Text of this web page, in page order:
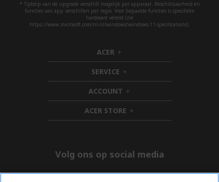
* Tijdstip van de upgrade verschilt mogelijk per apparaat. Beschikbaarheid en
functies van app verschillen per regio. Voor bepaalde functies is specifieke
hardware vereist (zie
https://www.microsoft.com/nl-nl/windows/windows-11-specifications).
ACER h
i
d
d
e
n
SERVICE h
i
d
d
e
n
ACCOUNT h
i
d
d
ACER STORE h
i
e
Volg ons op social media